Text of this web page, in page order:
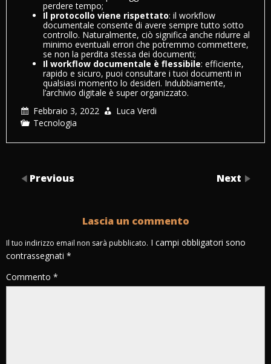
perdere tempo;
Il protocollo viene rispettato: il workflow
documentale consente di avere sempre tutto sotto
controllo. Naturalmente, ciò significa anche ridurre al
minimo eventuali errori che potremmo commettere,
se non la perdita stessa dei documenti;
Il workflow documentale è flessibile: efficiente,
rapido e sicuro, puoi consultare i tuoi documenti in
qualsiasi momento lo desideri. Indubbiamente,
l’archivio digitale è super organizzato.
Febbraio 3, 2022
Luca Verdi
Tecnologia
Previous Next
Lascia un commento
Il tuo indirizzo email non sarà pubblicato. I campi obbligatori sono
contrassegnati *
Commento *